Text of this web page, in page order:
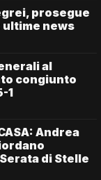
prosegue
ultime news
al
congiunto
1
Andrea
di Stelle